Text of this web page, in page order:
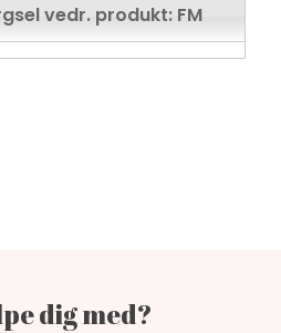
vedr. produkt: FM
dig med?